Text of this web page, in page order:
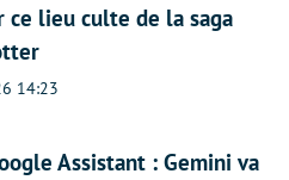
ce lieu culte de la saga
14:23
Assistant : Gemini va